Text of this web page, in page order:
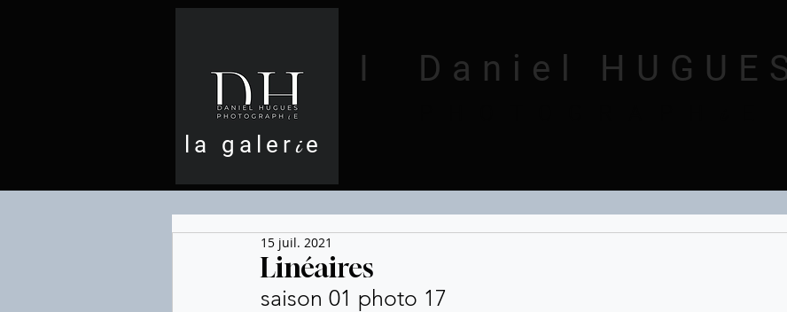
la galerie
I Daniel
Linéaires
15 juil. 2021
saison 01 photo 17